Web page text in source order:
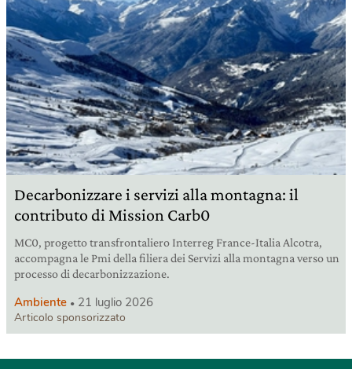
Decarbonizzare i servizi alla montagna: il
contributo di Mission Carb0
MC0, progetto transfrontaliero Interreg France-Italia Alcotra,
accompagna le Pmi della filiera dei Servizi alla montagna verso un
processo di decarbonizzazione.
Ambiente 21 luglio 2026
Articolo sponsorizzato